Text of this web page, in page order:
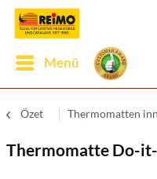
Menü
Özet Thermomatten
Thermomatte Do-